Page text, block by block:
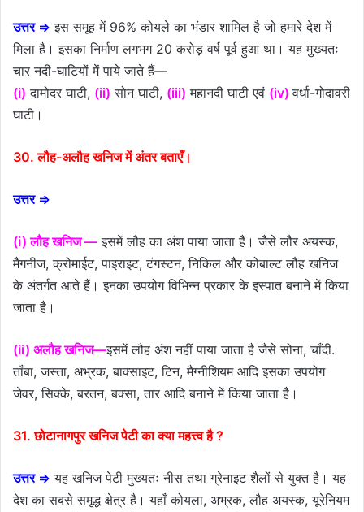
उत्तर ⇒ इस समूह में 96% कोयले का भंडार शामिल है जो हमारे देश में
मिला है। इसका निर्माण लगभग 20 करोड़ वर्ष पूर्व हुआ था। यह मुख्यतः
चार नदी-घाटियों में पाये जाते हैं—
(i) दामोदर घाटी, (ii) सोन घाटी, (iii) महानदी घाटी एवं (iv) वर्धा-गोदावरी
घाटी।
30. लौह-अलौह खनिज में अंतर बताएँ।
उत्तर ⇒
(i) लौह खनिज — इसमें लौह का अंश पाया जाता है। जैसे लौर अयस्क,
मैंगनीज, क्रोमाईट, पाइराइट, टंगस्टन, निकिल और कोबाल्ट लौह खनिज
के अंतर्गत आते हैं। इनका उपयोग विभिन्न प्रकार के इस्पात बनाने में किया
जाता है।
(ii) अलौह खनिज—इसमें लौह अंश नहीं पाया जाता है जैसे सोना, चाँदी.
ताँबा, जस्ता, अभ्रक, बाक्साइट, टिन, मैग्नीशियम आदि इसका उपयोग
जेवर, सिक्के, बरतन, बक्सा, तार आदि बनाने में किया जाता है।
31. छोटानागपुर खनिज पेटी का क्या महत्त्व है ?
उत्तर ⇒ यह खनिज पेटी मुख्यतः नीस तथा ग्रेनाइट शैलों से युक्त है। यह
देश का सबसे समृद्ध क्षेत्र है। यहाँ कोयला, अभ्रक, लौह अयस्क, यूरेनियम